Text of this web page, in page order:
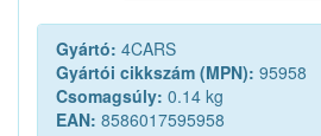
Gyártó: 4CARS
Gyártói cikkszám (MPN): 95958
Csomagsúly: 0.14 kg
EAN: 8586017595958